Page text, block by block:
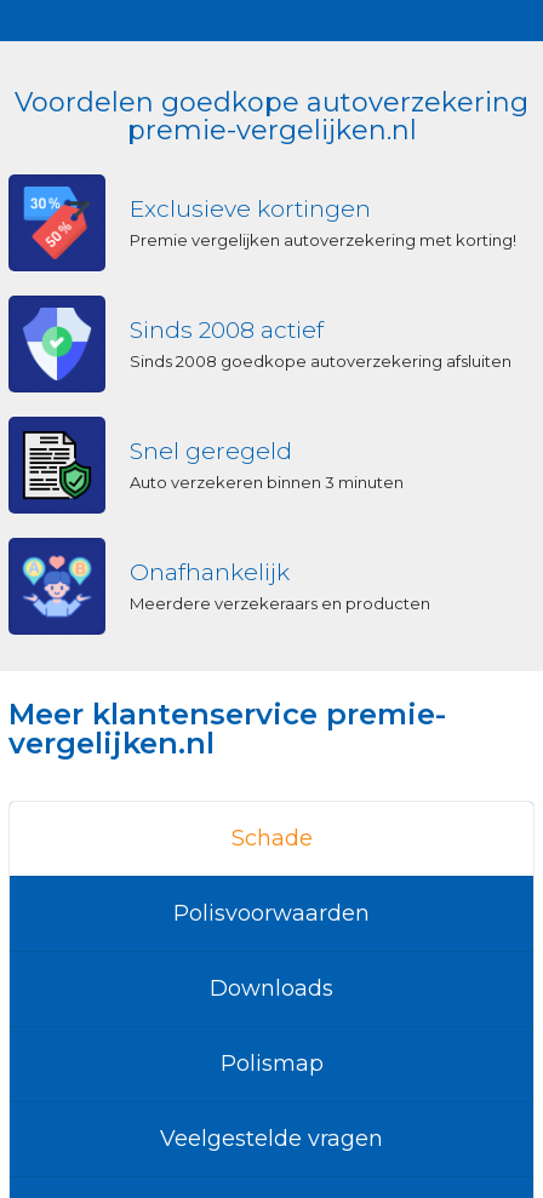
Voordelen goedkope autoverzekering
premie-vergelijken.nl
Exclusieve kortingen
Premie vergelijken autoverzekering met korting!
Sinds 2008 actief
Sinds 2008 goedkope autoverzekering afsluiten
Snel geregeld
Auto verzekeren binnen 3 minuten
Onafhankelijk
Meerdere verzekeraars en producten
Meer klantenservice premie-
vergelijken.nl
Schade
Polisvoorwaarden
Downloads
Polismap
Veelgestelde vragen